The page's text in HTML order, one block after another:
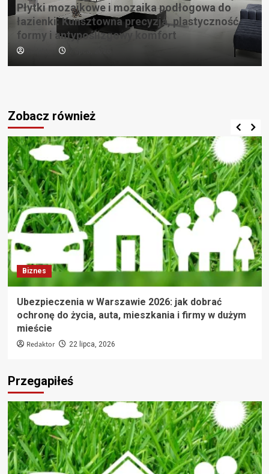
Płytki mozaikowe i mozaika podłogowa do
łazienki: Kunsztowna precyzja, plastyczność
formy i antypoślizgowy komfort
Zobacz również
Biznes
Ubezpieczenia w Warszawie 2026: jak dobrać
ochronę do życia, auta, mieszkania i firmy w dużym
mieście
Redaktor 22 lipca, 2026
Przegapiłeś